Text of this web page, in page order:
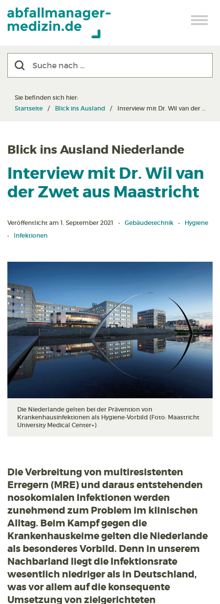
Sie befinden sich hier:
Startseite
Blick ins Ausland Interview mit Dr. Wil van der Zwet aus den Niederlanden
Blick ins Ausland Niederlande
Interview mit Dr. Wil van
der Zwet aus Maastricht
Veröffentlicht am 1. September 2021 Gebäudetechnik
Hygiene
Infektionen
Die Niederlande gelten bei der Prävention von
Krankenhausinfektionen als Hygiene-Vorbild (Foto: Maastricht
University Medical Center+)
Die Verbreitung von multiresistenten
Erregern (MRE) und daraus entstehenden
nosokomialen Infektionen werden
zunehmend zum Problem im klinischen
Alltag. Beim Kampf gegen die
Krankenhaus­keime gelten die Niederlande
als besonderes Vorbild. Denn in unserem
Nachbarland liegt die Infektionsrate
wesentlich niedriger als in Deutschland,
was vor allem auf die konsequente
Umsetzung von zielgerichteten